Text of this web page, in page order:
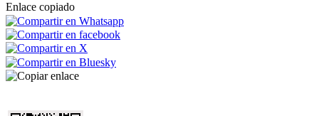
Enlace copiado